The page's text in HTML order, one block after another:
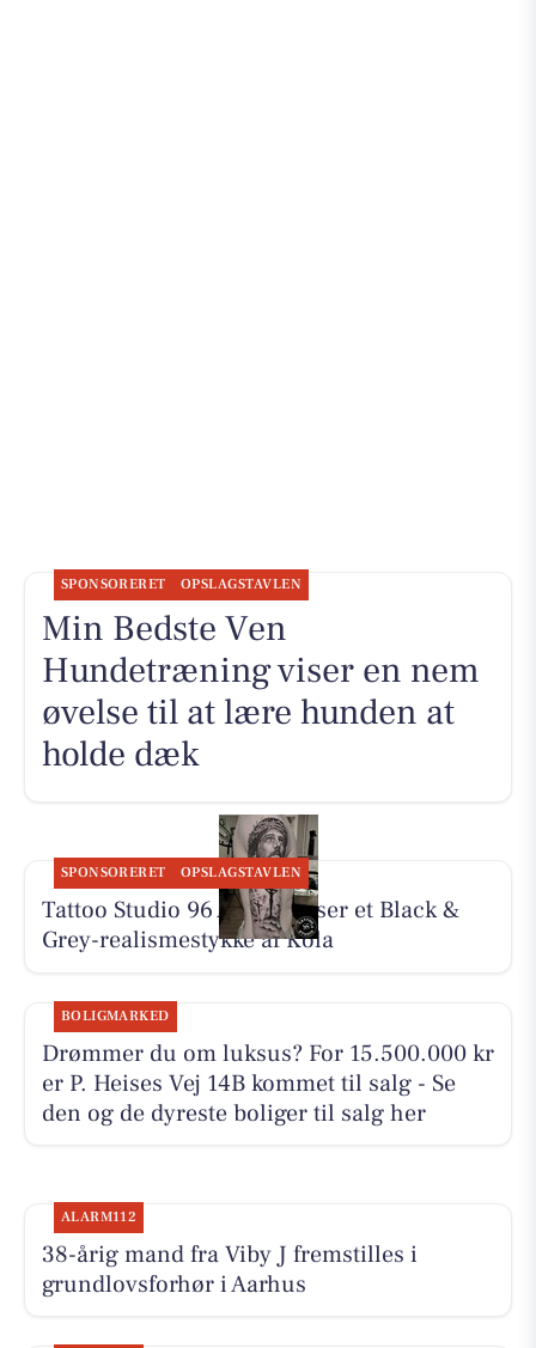
SPONSORERET OPSLAGSTAVLEN
Min Bedste Ven
Hundetræning viser en nem
øvelse til at lære hunden at
holde dæk
SPONSORERET OPSLAGSTAVLEN
Tattoo Studio 96 Aarhus viser et Black &
Grey-realismestykke af Kola
BOLIGMARKED
Drømmer du om luksus? For 15.500.000 kr
er P. Heises Vej 14B kommet til salg - Se
den og de dyreste boliger til salg her
ALARM112
38-årig mand fra Viby J fremstilles i
grundlovsforhør i Aarhus